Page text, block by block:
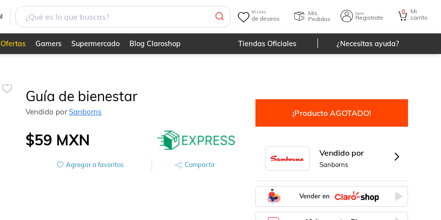
Mi Lista
de deseos
Mis
Pedidos
Hola
Registrate
0
Mi
carrito
Ofertas Gamers Supermercado Blog Claroshop Tiendas Oficiales ¿Necesitas ayuda?
Guía de bienestar
Vendido porSanborns
$59 MXN
Agregar a favoritos Compartir
¡Producto AGOTADO!
Vendido por
Sanborns
Vender en